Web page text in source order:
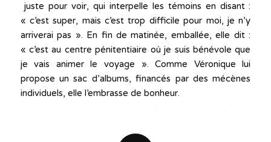
juste pour voir, qui interpelle les témoins en disant :
« c’est super, mais c’est trop difficile pour moi, je n’y
arriverai pas ». En fin de matinée, emballée, elle dit :
« c’est au centre pénitentiaire où je suis bénévole que
je vais animer le voyage ». Comme Véronique lui
propose un sac d’albums, financés par des mécènes
individuels, elle l’embrasse de bonheur.